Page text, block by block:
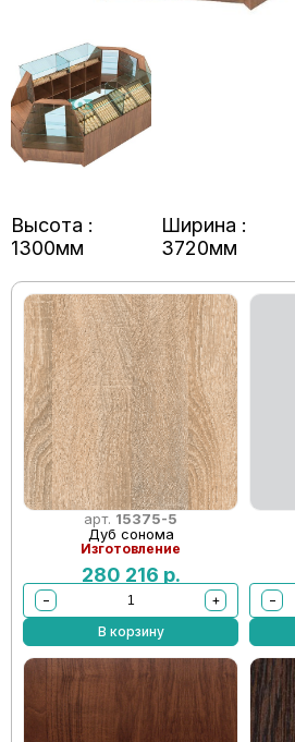
Высота :
1300мм
Ширина :
3720мм
арт. 15375-5
Дуб сонома
Изготовление
280 216 р.
−
+
В корзину
−